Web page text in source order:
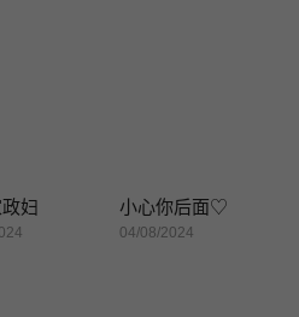
妇 小心你后面♡
04/08/2024